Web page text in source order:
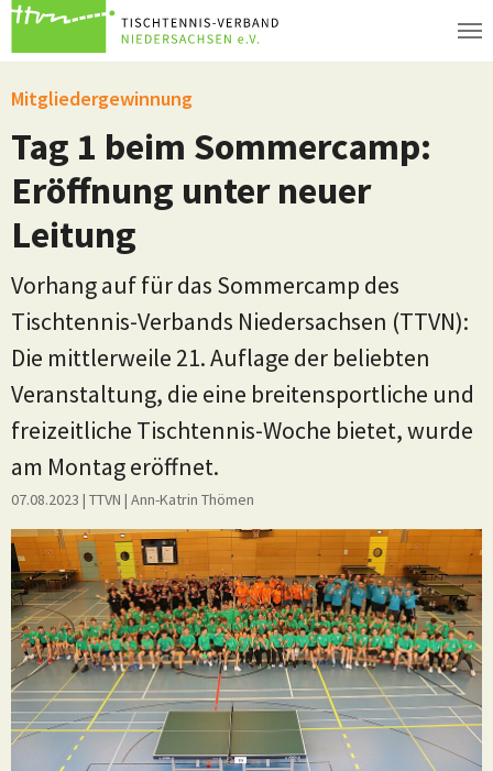
Zum Hauptinhalt springen
Mitgliedergewinnung
Tag 1 beim Sommercamp:
Eröffnung unter neuer
Leitung
Vorhang auf für das Sommercamp des
Tischtennis-Verbands Niedersachsen (TTVN):
Die mittlerweile 21. Auflage der beliebten
Veranstaltung, die eine breitensportliche und
freizeitliche Tischtennis-Woche bietet, wurde
am Montag eröffnet.
07.08.2023 | TTVN | Ann-Katrin Thömen